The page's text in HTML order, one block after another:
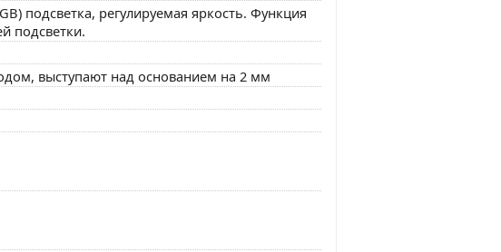
подсветка, регулируемая яркость. Функция
подсветки.
выступают над основанием на 2 мм